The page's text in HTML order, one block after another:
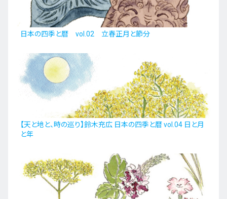
日本の四季と暦 vol.02 立春正月と節分
【天と地と、時の巡り】鈴木充広 日本の四季と暦 vol.04 日と月
と年